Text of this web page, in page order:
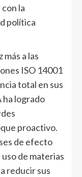
la
política
a las
ISO 14001
total en sus
ha logrado
proactivo.
de efecto
de materias
reducir sus